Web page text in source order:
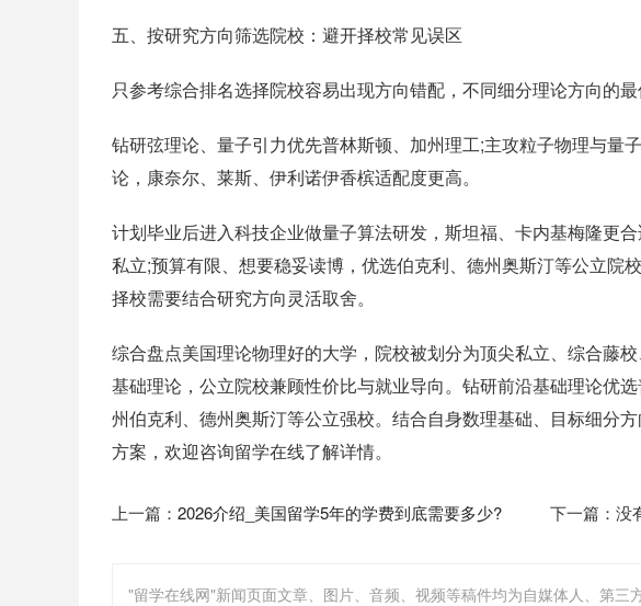
五、按研究方向筛选院校：避开择校常见误区
只参考综合排名选择院校容易出现方向错配，不同细分理论方向的最
钻研弦理论、量子引力优先普林斯顿、加州理工;主攻粒子物理与量
论，康奈尔、莱斯、伊利诺伊香槟适配度更高。
计划毕业后进入科技企业做量子算法研发，斯坦福、卡内基梅隆更
私立;预算有限、想要稳妥读博，优选伯克利、德州奥斯汀等公立院
择校需要结合研究方向灵活取舍。
综合盘点美国理论物理好的大学，院校被划分为顶尖私立、综合藤
基础理论，公立院校兼顾性价比与就业导向。钻研前沿基础理论优
州伯克利、德州奥斯汀等公立强校。结合自身数理基础、目标细分
方案，欢迎咨询留学在线了解详情。
上一篇： 2026介绍_美国留学5年的学费到底需要多少? 下一篇：没
"留学在线网"新闻页面文章、图片、音频、视频等稿件均为自媒体人、第